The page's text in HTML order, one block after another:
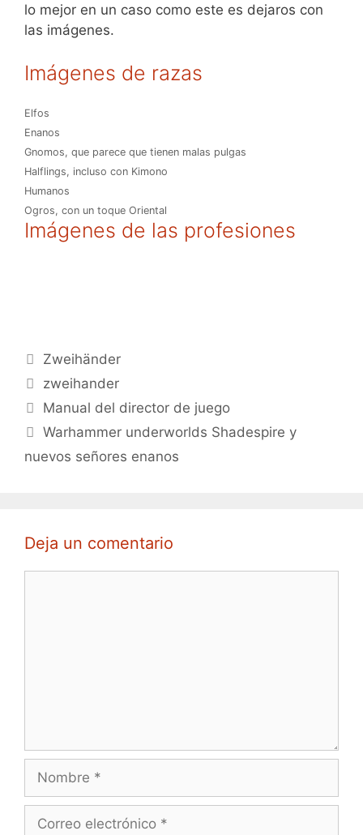
lo mejor en un caso como este es dejaros con
las imágenes.
Imágenes de razas
Elfos
Enanos
Gnomos, que parece que tienen malas pulgas
Halflings, incluso con Kimono
Humanos
Ogros, con un toque Oriental
Imágenes de las profesiones
Categorías
Zweihänder
Etiquetas
zweihander
Manual del director de juego
Warhammer underworlds Shadespire y
nuevos señores enanos
Deja un comentario
Nombre
Correo